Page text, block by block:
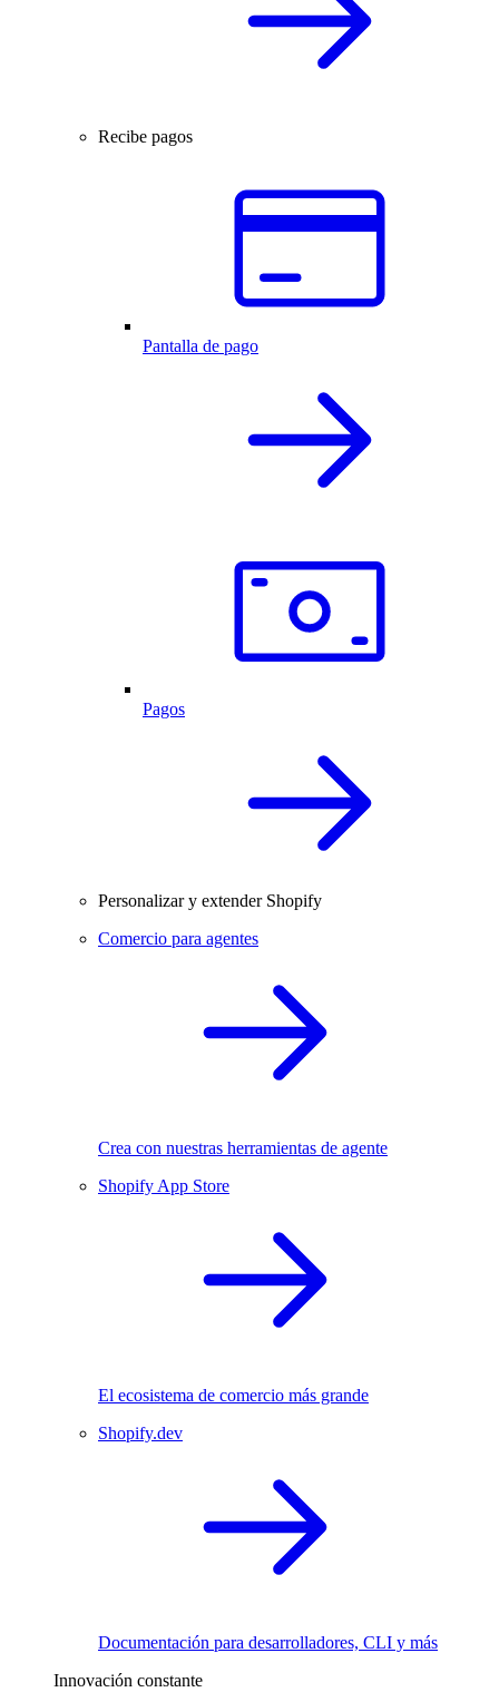
Recibe pagos
Pantalla de pago
Pagos
Personalizar y extender Shopify
Comercio para agentes
Crea con nuestras herramientas de agente
Shopify App Store
El ecosistema de comercio más grande
Shopify.dev
Documentación para desarrolladores, CLI y más
Innovación constante